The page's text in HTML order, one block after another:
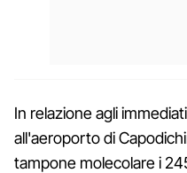
In relazione agli
all'aeroporto di
tampone molecolare i